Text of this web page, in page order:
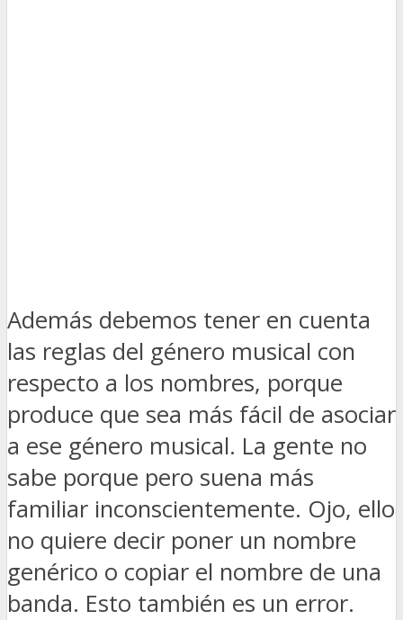
Además debemos tener en cuenta
las reglas del género musical con
respecto a los nombres, porque
produce que sea más fácil de asociar
a ese género musical. La gente no
sabe porque pero suena más
familiar inconscientemente. Ojo, ello
no quiere decir poner un nombre
genérico o copiar el nombre de una
banda. Esto también es un error.